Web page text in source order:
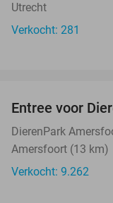
Utrecht
Verkocht: 281
Entree voor
DierenPark
Amersfoort (13 km)
Verkocht: 9.262